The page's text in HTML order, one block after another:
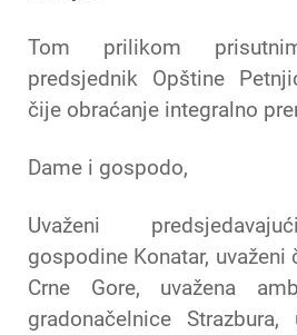
Tom prilikom
predsjednik Opštine
čije obraćanje integralno
Dame i gospodo,
Uvaženi
gospodine Konatar, uvaženi
Crne Gore, uvažena
gradonačelnice